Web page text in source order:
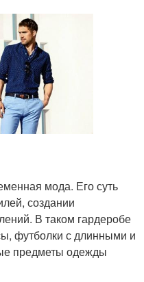
мода. Его суть
создании
В таком гардеробе
футболки с длинными и
предметы одежды